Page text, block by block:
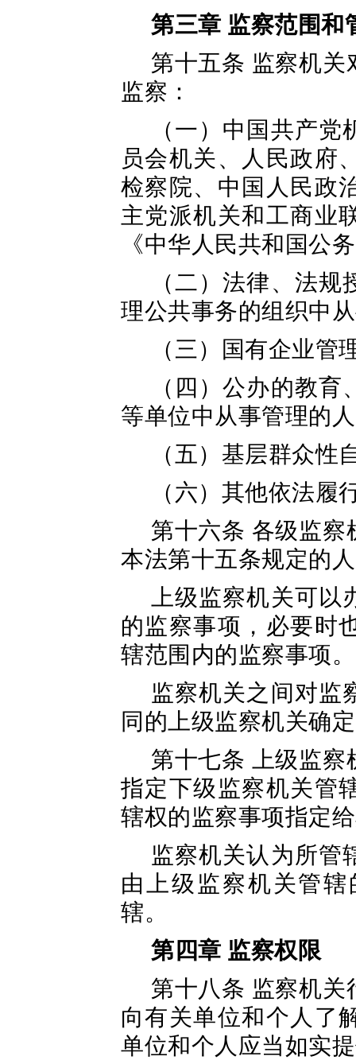
第三章 监察范围和
第十五条 监察机
监察：
（一）中国共产
员会机关、人民政府
检察院、中国人民政
主党派机关和工商业
《中华人民共和国公
（二）法律、法
理公共事务的组织中
（三）国有企业管
（四）公办的教
等单位中从事管理的
（五）基层群众性
（六）其他依法履
第十六条 各级监
本法第十五条规定的
上级监察机关可
的监察事项，必要时
辖范围内的监察事项。
监察机关之间对监
同的上级监察机关确
第十七条 上级监
指定下级监察机关管
辖权的监察事项指定
监察机关认为所管
由上级监察机关管
辖。
第四章 监察权限
第十八条 监察机
向有关单位和个人了
单位和个人应当如实